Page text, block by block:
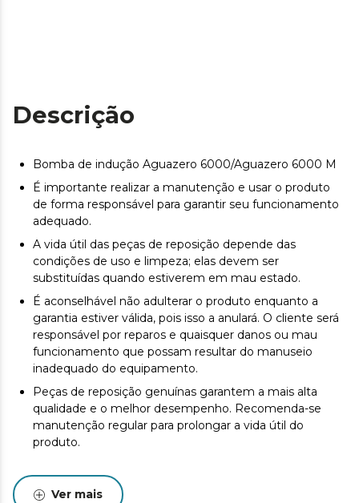
Descrição
Bomba de indução Aguazero 6000/Aguazero 6000 M
É importante realizar a manutenção e usar o produto
de forma responsável para garantir seu funcionamento
adequado.
A vida útil das peças de reposição depende das
condições de uso e limpeza; elas devem ser
substituídas quando estiverem em mau estado.
É aconselhável não adulterar o produto enquanto a
garantia estiver válida, pois isso a anulará. O cliente será
responsável por reparos e quaisquer danos ou mau
funcionamento que possam resultar do manuseio
inadequado do equipamento.
Peças de reposição genuínas garantem a mais alta
qualidade e o melhor desempenho. Recomenda-se
manutenção regular para prolongar a vida útil do
produto.
Ver mais